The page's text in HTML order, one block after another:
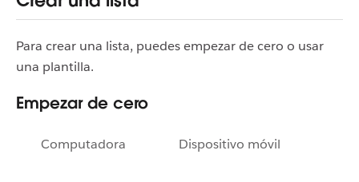
Para crear una lista, puedes empezar de cero o usar
una plantilla.
Empezar de cero
Computadora Dispositivo móvil